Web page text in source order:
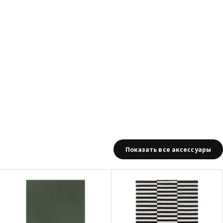
Показать все аксессуары